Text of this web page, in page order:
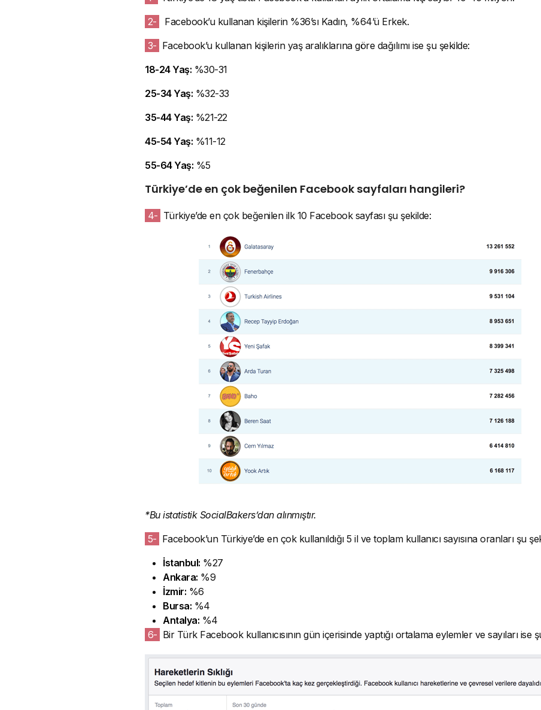
2-
Facebook’u kullanan kişilerin %36’sı Kadın, %64’ü Erkek.
3- Facebook’u kullanan kişilerin yaş aralıklarına göre dağılımı ise şu şekilde:
18-24 Yaş: %30-31
25-34 Yaş: %32-33
35-44 Yaş: %21-22
45-54 Yaş: %11-12
55-64 Yaş: %5
Türkiye’de en çok beğenilen Facebook sayfaları hangileri?
4- Türkiye’de en çok beğenilen ilk 10 Facebook sayfası şu şekilde:
*Bu istatistik SocialBakers’dan alınmıştır.
5- Facebook’un Türkiye’de en çok kullanıldığı 5 il ve toplam kullanıcı sayısına oranları şu
İstanbul: %27
Ankara: %9
İzmir: %6
Bursa: %4
Antalya: %4
6- Bir Türk Facebook kullanıcısının gün içerisinde yaptığı ortalama eylemler ve sayıları ise